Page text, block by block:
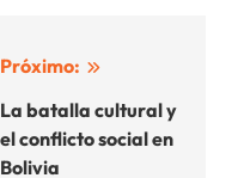
Próximo:
La batalla cultural y
el conflicto social en
Bolivia